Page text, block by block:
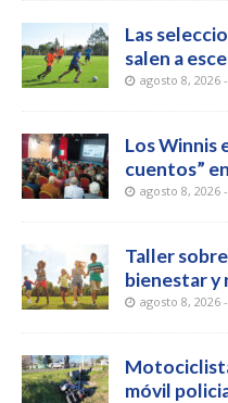
Las
salen a
agosto 8, 2026
Los Winnis
cuentos”
agosto 8, 2026
Taller
bienestar
agosto 8, 2026
móvil